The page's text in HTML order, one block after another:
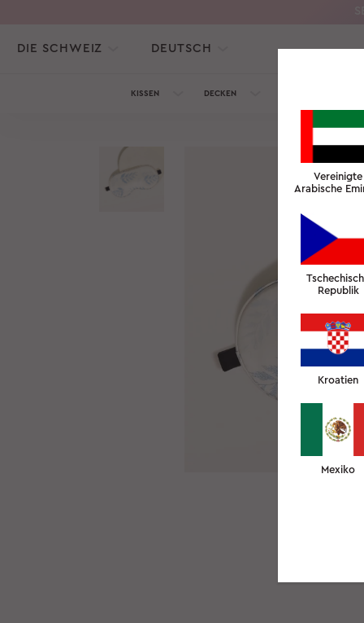
DIE SCHWEIZ DEUTSCH
KISSEN DECKEN
Vereinigte
Arabische
Republik
Kroatien
Mexiko